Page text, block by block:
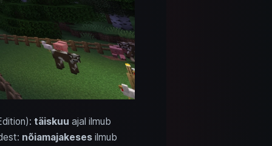
täiskuu ajal ilmub
nõiamajakesesilmub